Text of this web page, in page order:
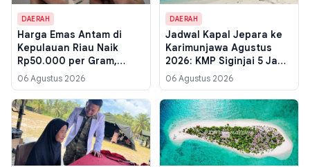
DAERAH
Harga Emas Antam di
Kepulauan Riau Naik
Rp50.000 per Gram,
Segini Rincian Lengkap
untuk Semua Ukuran
06 Agustus 2026
DAERAH
Jadwal Kapal Jepara ke
Karimunjawa Agustus
2026: KMP Siginjai 5 Jam,
Express Bahari 2,5 Jam
06 Agustus 2026